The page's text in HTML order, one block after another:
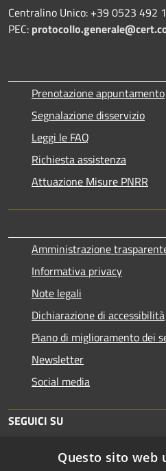
Centralino Unico: +39 0523 492
PEC:
Prenotazione appuntamento
Segnalazione disservizio
Leggi le FAQ
Richiesta assistenza
Attuazione Misure PNRR
Amministrazione
Informativa privacy
Note legali
Dichiarazione di accessibilità
Piano di miglioramento dei
Newsletter
Social media
SEGUICI SU
Questo sito web